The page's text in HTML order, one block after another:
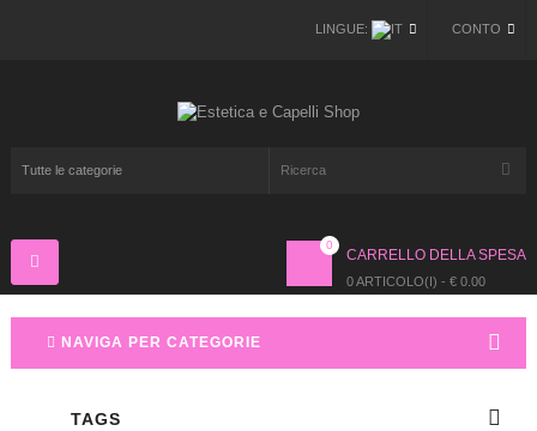
CONTO
LINGUE:
CARRELLO DELLA SPESA
0 ARTICOLO(I) - € 0.00
0
Navigazione
Toggle
NAVIGA PER CATEGORIE
TAGS